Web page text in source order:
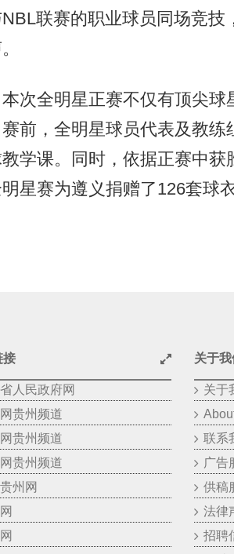
NBL联赛的职业球员同场竞
全明星正赛不仅有顶尖球
前，全明星球员代表及教
学课。同时，依据正赛中
星赛为遵义捐赠了126套球
接
人民政府网
贵州频道
贵州频道
贵州频道
州网
关于我
关于
联系
广告
供稿
法律
招聘